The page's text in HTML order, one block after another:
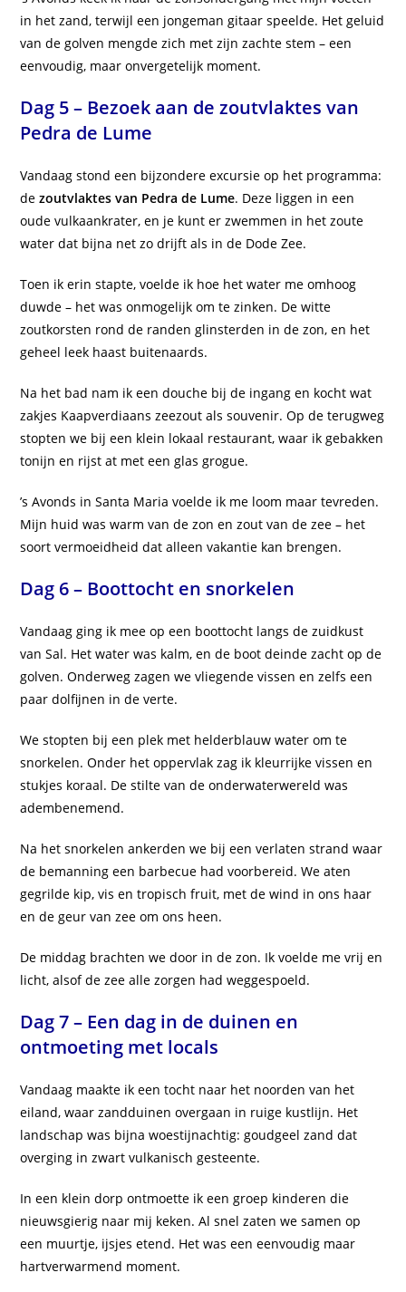
in het zand, terwijl een jongeman gitaar speelde. Het geluid
van de golven mengde zich met zijn zachte stem – een
eenvoudig, maar onvergetelijk moment.
Dag 5 – Bezoek aan de zoutvlaktes van
Pedra de Lume
Vandaag stond een bijzondere excursie op het programma:
dezoutvlaktes van Pedra de Lume. Deze liggen in een
oude vulkaankrater, en je kunt er zwemmen in het zoute
water dat bijna net zo drijft als in de Dode Zee.
Toen ik erin stapte, voelde ik hoe het water me omhoog
duwde – het was onmogelijk om te zinken. De witte
zoutkorsten rond de randen glinsterden in de zon, en het
geheel leek haast buitenaards.
Na het bad nam ik een douche bij de ingang en kocht wat
zakjes Kaapverdiaans zeezout als souvenir. Op de terugweg
stopten we bij een klein lokaal restaurant, waar ik gebakken
tonijn en rijst at met een glas grogue.
’s Avonds in Santa Maria voelde ik me loom maar tevreden.
Mijn huid was warm van de zon en zout van de zee – het
soort vermoeidheid dat alleen vakantie kan brengen.
Dag 6 – Boottocht en snorkelen
Vandaag ging ik mee op een boottocht langs de zuidkust
van Sal. Het water was kalm, en de boot deinde zacht op de
golven. Onderweg zagen we vliegende vissen en zelfs een
paar dolfijnen in de verte.
We stopten bij een plek met helderblauw water om te
snorkelen. Onder het oppervlak zag ik kleurrijke vissen en
stukjes koraal. De stilte van de onderwaterwereld was
adembenemend.
Na het snorkelen ankerden we bij een verlaten strand waar
de bemanning een barbecue had voorbereid. We aten
gegrilde kip, vis en tropisch fruit, met de wind in ons haar
en de geur van zee om ons heen.
De middag brachten we door in de zon. Ik voelde me vrij en
licht, alsof de zee alle zorgen had weggespoeld.
Dag 7 – Een dag in de duinen en
ontmoeting met locals
Vandaag maakte ik een tocht naar het noorden van het
eiland, waar zandduinen overgaan in ruige kustlijn. Het
landschap was bijna woestijnachtig: goudgeel zand dat
overging in zwart vulkanisch gesteente.
In een klein dorp ontmoette ik een groep kinderen die
nieuwsgierig naar mij keken. Al snel zaten we samen op
een muurtje, ijsjes etend. Het was een eenvoudig maar
hartverwarmend moment.